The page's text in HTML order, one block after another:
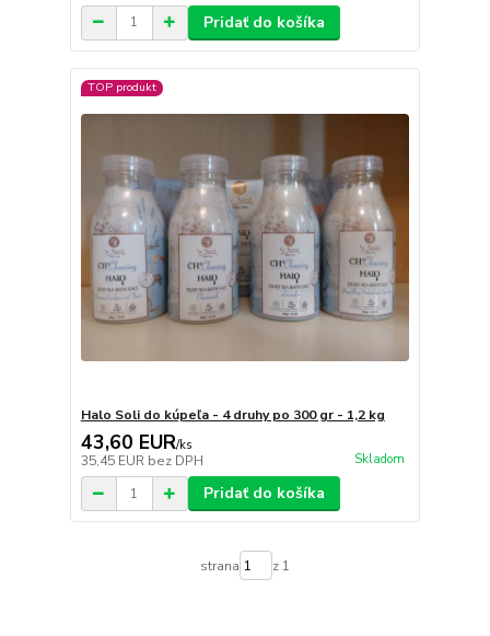
Pridať do košíka
TOP produkt
Halo Soli do kúpeľa - 4 druhy po 300 gr - 1,2 kg
43,60 EUR/ks
35,45 EUR bez DPH Skladom
Pridať do košíka
strana z 1